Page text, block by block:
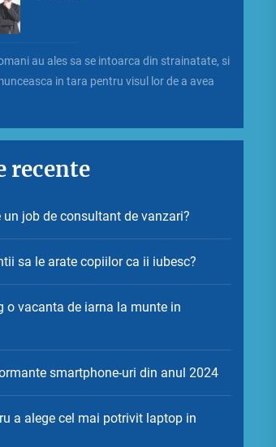
au ales sa se intoarca din strainatate, si
in tara pentru visul lor de a avea
recente
un job de consultant de vanzari?
sa le arate copiilor ca ii iubesc?
o vacanta de iarna la munte in
smartphone-uri din anul 2024
a alege cel mai potrivit laptop in